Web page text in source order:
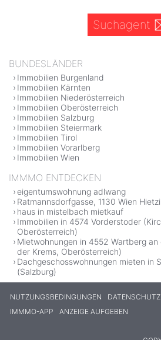
Suchagent
BUNDESLÄNDER
Immobilien Burgenland
Immobilien Kärnten
Immobilien Niederösterreich
Immobilien Oberösterreich
Immobilien Salzburg
Immobilien Steiermark
Immobilien Tirol
Immobilien Vorarlberg
Immobilien Wien
IMMMO ENTDECKEN
eigentumswohnung adlwang
Ratmannsdorfgasse, 1130 Wien
haus in mistelbach mietkauf
Immobilien in 4574 Vorderstoder
Oberösterreich)
Mietwohnungen in 4552 Wartberg
der Krems, Oberösterreich)
Dachgeschosswohnungen mieten in
(Salzburg)
NUTZUNGSBEDINGUNGEN DATENSCHUTZ
IMMMO-APP
ANZEIGE AUFGEBEN